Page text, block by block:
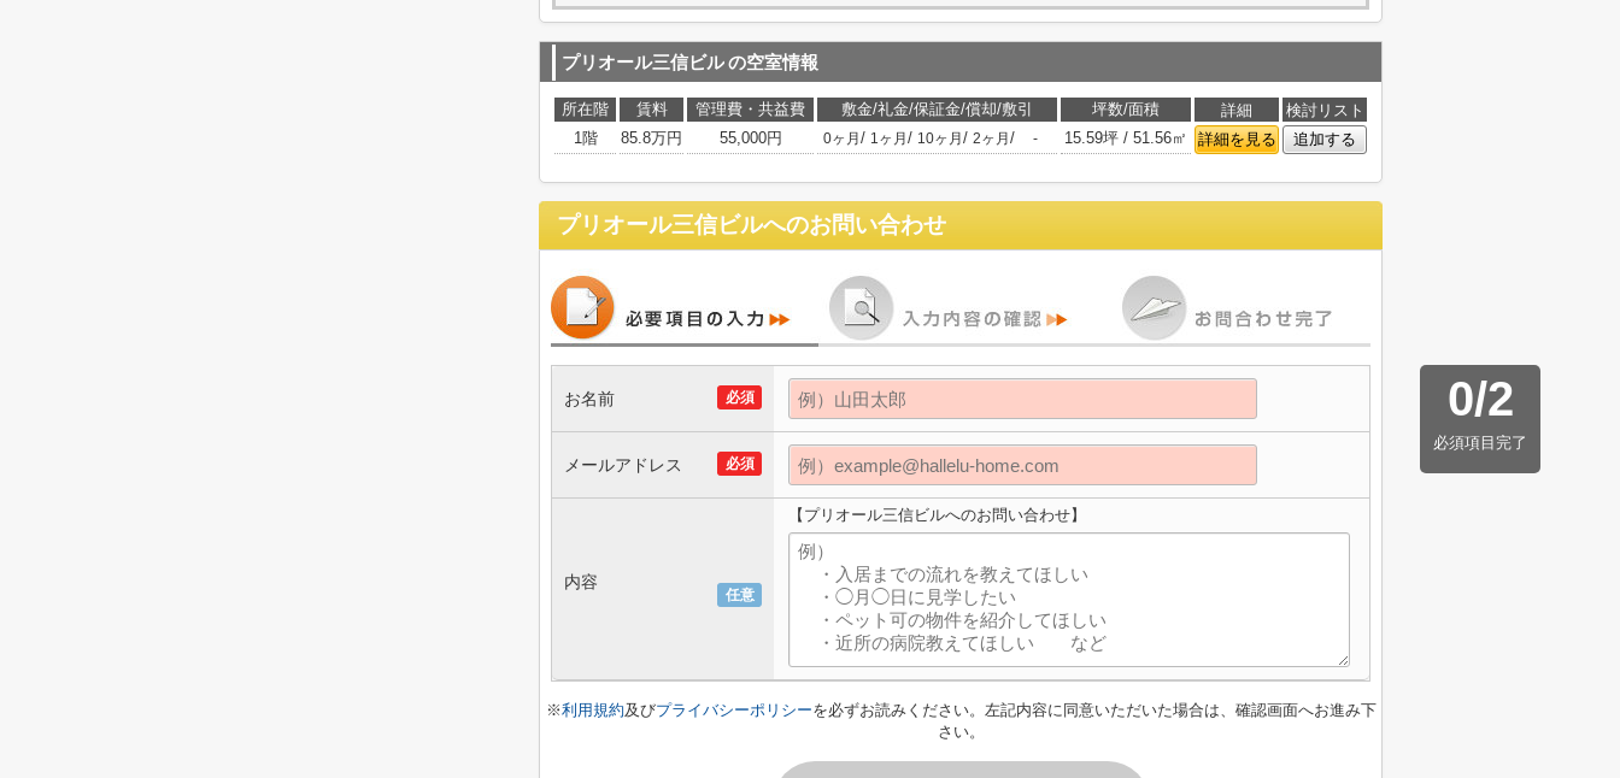
プリオール三信ビルの空室情報
所在階 賃料 管理費・共益費 敷金/礼金/保証金/償却/敷引 坪数/面積 詳細
検討リスト
1階
85.8万円 55,000円 0ヶ月 / 1ヶ月 / 10ヶ月 / 2ヶ月 / - 15.59坪 / 51.56㎡ 詳細を見る 追加する
プリオール三信ビルへのお問い合わせ
0/2
必須項目完了
必須
お名前
必須
メールアドレス
任意
内容
【プリオール三信ビルへのお問い合わせ】
※利用規約及びプライバシーポリシーを必ずお読みください。左記内容に同意いただいた場合は、確認画面へお進み下
さい。